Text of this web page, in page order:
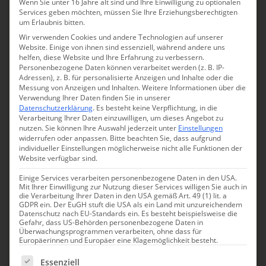
€ / Charming
€€ / Charming Luxury
€€€ / Luxury
€€€€ / Luxury + 3
Must Haves
Frühstücksservice
Hunde erlaubt 89
Pool 98
Restaurant
Rollstuhlgerecht 62
Wenn Sie unter 16 Jahre alt sind und Ihre Einwilligung zu optionalen
Services geben möchten, müssen Sie Ihre Erziehungsberechtigten
um Erlaubnis bitten.
Wir verwenden Cookies und andere Technologien auf unserer
Website. Einige von ihnen sind essenziell, während andere uns
helfen, diese Website und Ihre Erfahrung zu verbessern.
Personenbezogene Daten können verarbeitet werden (z. B. IP-
Adressen), z. B. für personalisierte Anzeigen und Inhalte oder die
Messung von Anzeigen und Inhalten.Weitere Informationen über die
Verwendung Ihrer Daten finden Sie in unserer
Datenschutzerklärung. Es besteht keine Verpflichtung, in die
Verarbeitung Ihrer Daten einzuwilligen, um dieses Angebot zu
nutzen.Sie können Ihre Auswahl jederzeit unter Einstellungen
widerrufen oder anpassen. Bitte beachten Sie, dass aufgrund
individueller Einstellungen möglicherweise nicht alle Funktionen der
Website verfügbar sind.
Einige Services verarbeiten personenbezogene Daten in den USA.
Mit Ihrer Einwilligung zur Nutzung dieser Services willigen Sie auch in
die Verarbeitung Ihrer Daten in den USA gemäß Art. 49 (1) lit. a
GDPR ein. Der EuGH stuft die USA als ein Land mit unzureichendem
Datenschutz nach EU-Standards ein. Es besteht beispielsweise die
Gefahr, dass US-Behörden personenbezogene Daten in
Überwachungsprogrammen verarbeiten, ohne dass für
Europäerinnen und Europäer eine Klagemöglichkeit besteht.
Es folgt eine Liste der Service-Gruppen, für die eine
Essenziell